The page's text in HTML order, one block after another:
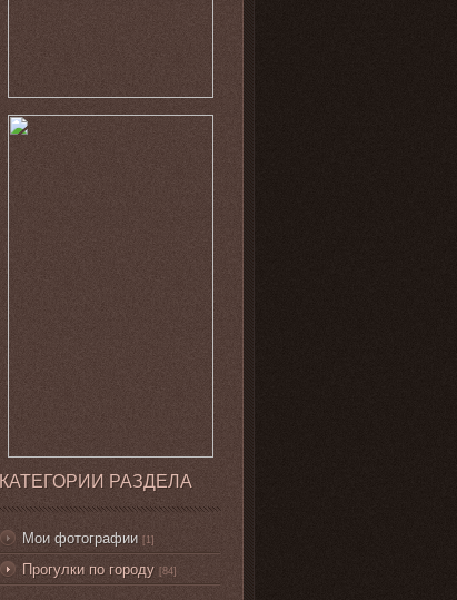
КАТЕГОРИИ РАЗДЕЛА
Мои фотографии [1]
Прогулки по городу [84]